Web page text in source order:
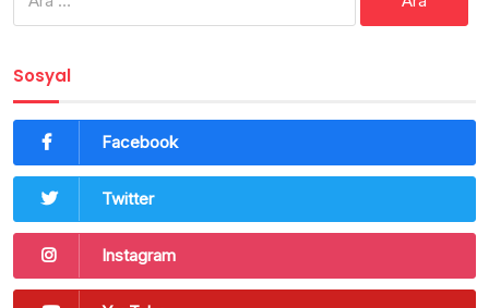
Sosyal
Facebook
Twitter
Instagram